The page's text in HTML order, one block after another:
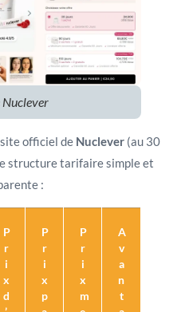
Nuclever
officiel de Nuclever(au 30
structure tarifaire simple et
:
P
r
i
x
d
P
r
i
x
p
P
r
i
x
m
A
v
a
n
t